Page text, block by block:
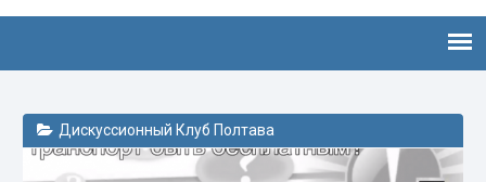
Дискуссионный Клуб Полтава